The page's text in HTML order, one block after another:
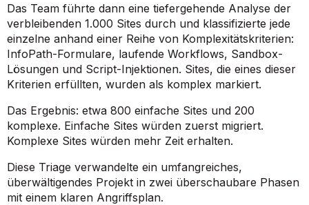
Das Team führte dann eine tiefergehende Analyse der
verbleibenden 1.000 Sites durch und klassifizierte jede
einzelne anhand einer Reihe von Komplexitätskriterien:
InfoPath-Formulare, laufende Workflows, Sandbox-
Lösungen und Script-Injektionen. Sites, die eines dieser
Kriterien erfüllten, wurden als komplex markiert.
Das Ergebnis: etwa 800 einfache Sites und 200
komplexe. Einfache Sites würden zuerst migriert.
Komplexe Sites würden mehr Zeit erhalten.
Diese Triage verwandelte ein umfangreiches,
überwältigendes Projekt in zwei überschaubare Phasen
mit einem klaren Angriffsplan.